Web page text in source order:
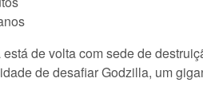
de volta com sede de
de desafiar Godzilla, um